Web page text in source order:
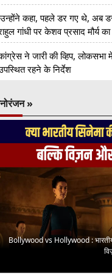
कहा, पहले डर गए थे, अब
गांधी पर केशव प्रसाद मौर्य
ने जारी की व्हिप, लोकसभा
रहने के निर्देश
»
Bollywood vs Hollywood :